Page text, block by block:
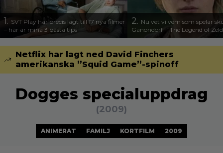
1. SVT Play har precis lagt till 17 nya filmer
– här är mina 3 bästa tips
2. Nu vet vi vem som spelar
Ganondorf i ”The Legend of
Netflix har lagt ned David Finchers
amerikanska ”Squid Game”-spinoff
Dogges specialuppdrag
(2009)
ANIMERAT FAMILJ KORTFILM 2009